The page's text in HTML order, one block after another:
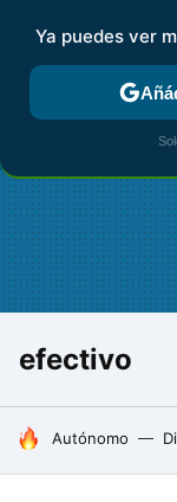
FISCALIDAD Y
efectivo
HOY SE HABLA
Autónomo
Ya puedes ver